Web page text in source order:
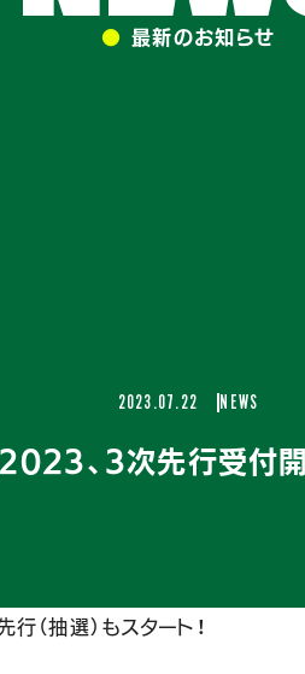
● 最新のお知らせ
2023.07.22 NEWS
2023、3次先行受
（抽選）もスタート！